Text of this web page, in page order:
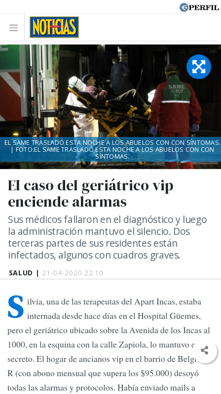
SALUD | 21-04-2020 22:10
El caso del geriátrico vip
enciende alarmas
Sus médicos fallaron en el diagnóstico y luego
la administración mantuvo el silencio. Dos
terceras partes de sus residentes están
infectados, algunos con cuadros graves.
EL SAME TRASLADÓ ESTA NOCHE A LOS ABUELOS CON CON SÍNTOMAS.
| FOTO:EL SAME TRASLADÓ ESTA NOCHE A LOS ABUELOS CON CON
SÍNTOMAS.
S ilvia, una de las terapeutas del Apart Incas, estaba
internada desde hace días en el Hospital Güemes,
pero el geriátrico ubicado sobre la Avenida de los Incas al
1000, en la esquina con la calle Zapiola, lo mantuvo en
secreto. El hogar de ancianos vip en el barrio de Belgrano
R (con abono mensual que supera los $95.000) desoyó
todas las alarmas y protocolos. Había enviado mails a